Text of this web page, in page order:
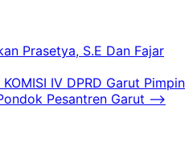
Prasetya, S.E Dan Fajar
IV DPRD Garut Pimpin
Pesantren Garut ⟶